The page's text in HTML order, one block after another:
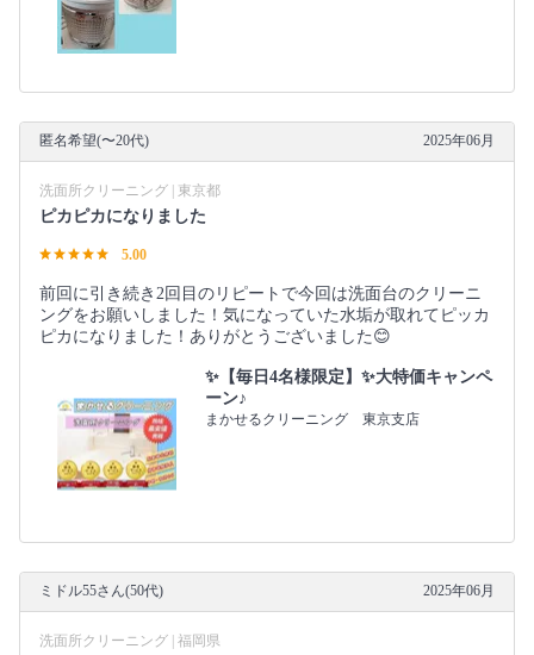
匿名希望(〜20代) 2025年06月
洗面所クリーニング | 東京都
ピカピカになりました
5.00
前回に引き続き2回目のリピートで今回は洗面台のクリーニ
ングをお願いしました！気になっていた水垢が取れてピッカ
ピカになりました！ありがとうございました😊
✨【毎日4名様限定】✨大特価キャンペ
ーン♪
まかせるクリーニング 東京支店
ミドル55さん(50代) 2025年06月
洗面所クリーニング | 福岡県